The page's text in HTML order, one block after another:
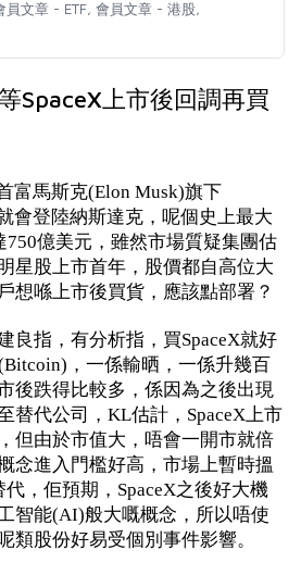
員文章 - ETF 會員文章 - 港股
SpaceX上市後回調再買
富馬斯克(Elon Musk)旗下
會登陸納斯達克，呢個史上最大
750億美元，雖然市場質疑集團估
星股上市首年，股價都自高位大
想喺上市後買貨，應該點部署？
良指，有分析指，買SpaceX就好
，一係輸晒，一係升幾百
後跌得比較多，係因為之後出現
替代公司，KL估計，SpaceX上市
但由於市值大，唔會一開市就倍
念進入門檻好高，市場上暫時搵
，佢預期，SpaceX之後好大機
智能(AI)般大嘅概念，所以唔使
類股份好易受個別事件影響。